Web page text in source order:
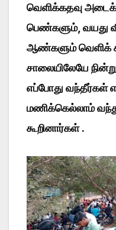
வெளிக்கதவு
பெண்களும், வயது
ஆண்களும் வெளிக்
சாலையிலேயே
எப்போது வந்தீர்கள்
மணிக்கெல்லாம்
கூறினார்கள் .